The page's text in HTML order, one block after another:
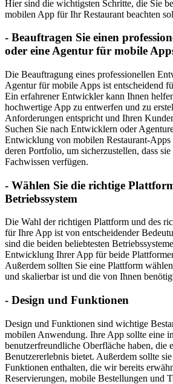
Hier sind die wichtigsten Schritte, die Sie
mobilen App für Ihr Restaurant beachten
- Beauftragen Sie einen
oder eine Agentur für mobile
Die Beauftragung eines professionellen
Agentur für mobile Apps ist entscheidend
Ein erfahrener Entwickler kann Ihnen
hochwertige App zu entwerfen und zu
Anforderungen entspricht und Ihren
Suchen Sie nach Entwicklern oder
Entwicklung von mobilen Restaurant-Apps
deren Portfolio, um sicherzustellen, dass
Fachwissen verfügen.
- Wählen Sie die richtige
Betriebssystem
Die Wahl der richtigen Plattform und des
für Ihre App ist von entscheidender
sind die beiden beliebtesten
Entwicklung Ihrer App für beide
Außerdem sollten Sie eine Plattform
und skalierbar ist und die von Ihnen
- Design und Funktionen
Design und Funktionen sind wichtige
mobilen Anwendung. Ihre App sollte eine
benutzerfreundliche Oberfläche haben, die
Benutzererlebnis bietet. Außerdem sollte
Funktionen enthalten, die wir bereits
Reservierungen, mobile Bestellungen und